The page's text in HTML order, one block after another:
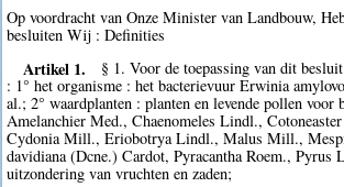
Op voordracht van Onze Minister van Landbouw,
besluiten Wij : Definities
Artikel 1.
§ 1. Voor de toepassing van dit
: 1° het organisme : het bacterievuur Erwinia
al.; 2° waardplanten : planten en levende pollen voor
Amelanchier Med., Chaenomeles Lindl.,
Cydonia Mill., Eriobotrya Lindl., Malus Mill.,
davidiana (Dcne.) Cardot, Pyracantha Roem., Pyrus
uitzondering van vruchten en zaden;